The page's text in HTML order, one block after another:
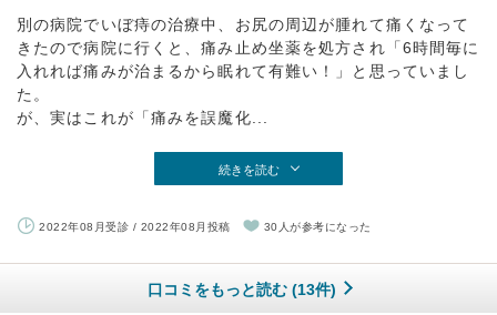
別の病院でいぼ痔の治療中、お尻の周辺が腫れて痛くなって
きたので病院に行くと、痛み止め坐薬を処方され「6時間毎に
入れれば痛みが治まるから眠れて有難い！」と思っていまし
た。
が、実はこれが「痛みを誤魔化...
続きを読む
2022年08月受診 / 2022年08月投稿 30人が参考になった
口コミをもっと読む (13件)